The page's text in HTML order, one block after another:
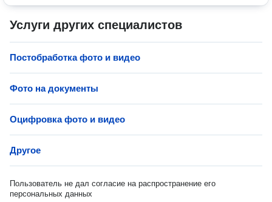
Услуги других специалистов
Постобработка фото и видео
Фото на документы
Оцифровка фото и видео
Другое
Пользователь не дал согласие на распространение его
персональных данных